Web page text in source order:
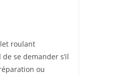
roulant
se demander s’il
ou